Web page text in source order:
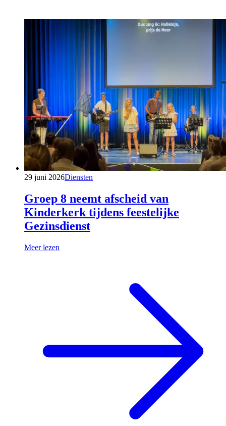
29 juni 2026Diensten
Groep 8 neemt afscheid van
Kinderkerk tijdens feestelijke
Gezinsdienst
Meer lezen